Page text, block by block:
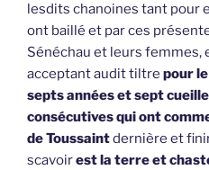
lesdits chanoines tant pour
ont baillé et par ces
Sénéchau et leurs femmes,
acceptant audit tiltre pour
septs années et sept
consécutives qui ont
de Toussaintdernière et
scavoirest la terre et